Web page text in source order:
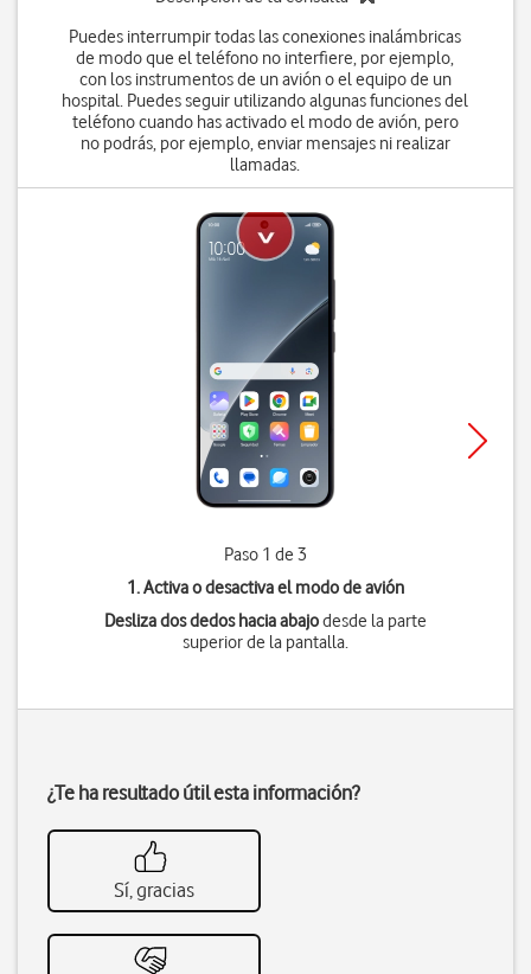
Puedes interrumpir todas las conexiones inalámbricas
de modo que el teléfono no interfiere, por ejemplo,
con los instrumentos de un avión o el equipo de un
hospital. Puedes seguir utilizando algunas funciones del
teléfono cuando has activado el modo de avión, pero
no podrás, por ejemplo, enviar mensajes ni realizar
llamadas.
Paso 1 de 3
1. Activa o desactiva el modo de avión
Desliza dos dedos hacia abajodesde la parte
superior de la pantalla.
¿Te ha resultado útil esta información?
Sí, gracias